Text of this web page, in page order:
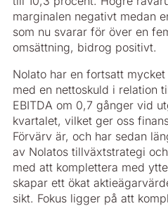
marginalen negativt medan
som nu svarar för över en
omsättning, bidrog positivt.
Nolato har en fortsatt
med en nettoskuld i relation
EBITDA om 0,7 gånger vid
kvartalet, vilket ger oss
Förvärv är, och har sedan
av Nolatos tillväxtstrategi
med att komplettera med
skapar ett ökat
sikt. Fokus ligger på att